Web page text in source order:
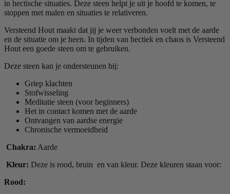
in hectische situaties. Deze steen helpt je uit je hoofd te komen, te
stoppen met malen en situaties te relativeren.
Versteend Hout maakt dat jij je weer verbonden voelt met de aarde
en de situatie om je heen. In tijden van hectiek en chaos is Versteend
Hout een goede steen om te gebruiken.
Deze steen kan je ondersteunen bij:
Griep klachten
Stofwisseling
Meditatie steen (voor beginners)
Het in contact komen met de aarde
Ontvangen van aardse energie
Chronische vermoeidheid
Chakra: Aarde
Kleur: Deze is rood, bruin en van kleur. Deze kleuren staan voor:
Rood: